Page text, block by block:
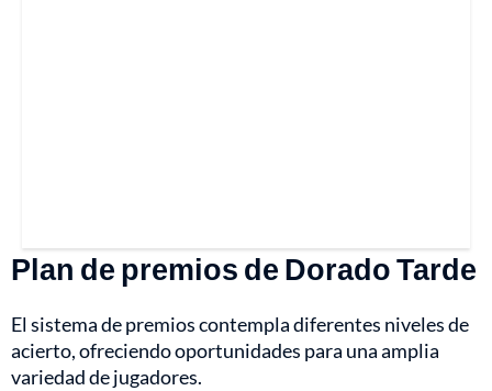
Plan de premios de Dorado Tarde
El sistema de premios contempla diferentes niveles de
acierto, ofreciendo oportunidades para una amplia
variedad de jugadores.